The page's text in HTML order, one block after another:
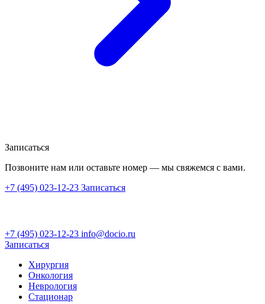
Записаться
Позвоните нам или оставьте номер — мы свяжемся с вами.
+7 (495) 023-12-23 Записаться
+7 (495) 023-12-23 info@docio.ru
Записаться
Хирургия
Онкология
Неврология
Стационар